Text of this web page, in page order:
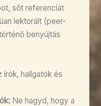
sőt referenciát
lektorált (peer-
benyújtás
írók, hallgatók és
Ne hagyd, hogy a